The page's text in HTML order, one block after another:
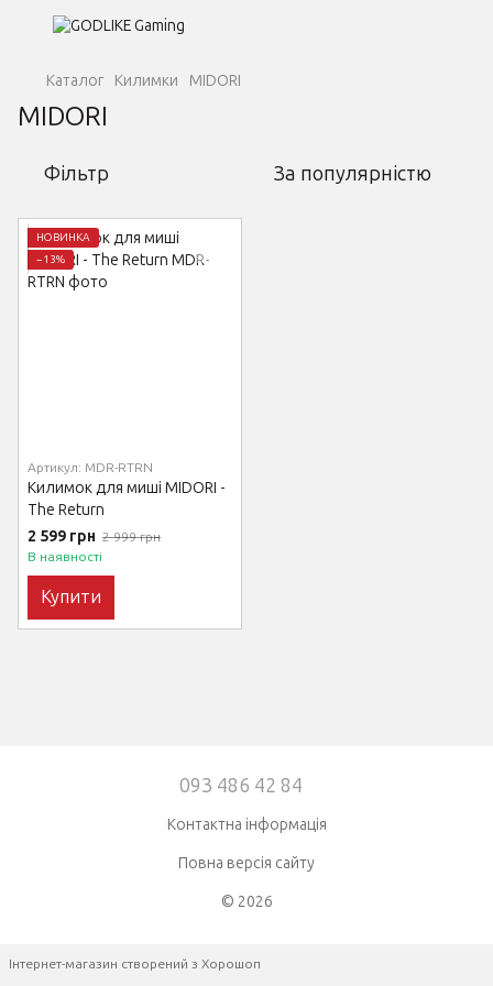
Каталог Килимки MIDORI
MIDORI
Фільтр За популярністю
НОВИНКА
−13%
Артикул: MDR-RTRN
Килимок для миші MIDORI -
The Return
2 599 грн 2 999 грн
В наявності
Купити
093 486 42 84
Контактна інформація
Повна версія сайту
© 2026
Інтернет-магазин створений з Хорошоп